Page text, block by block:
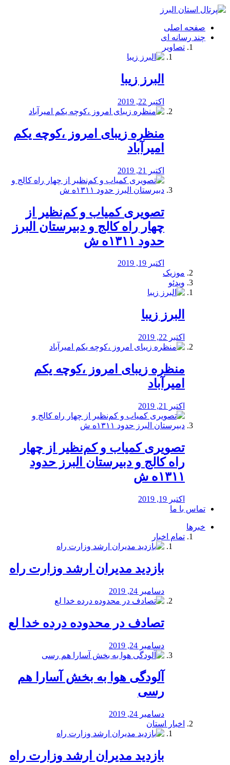
فصد
شرق
تهران
خشکشویی
صفحه اصلی
چند رسانه ای
تصاویر
البرز زیبا
اکتبر 22, 2019
منظره‌‌ زیبای امروز ،کوچه یکم
امیرآباد
اکتبر 21, 2019
️تصویری کمیاب و کم‌نظیر از
چهار راه كالج و دبيرستان البرز
حدود ۱۳۱۱ه ش
اکتبر 19, 2019
موزیک
ویدئو
البرز زیبا
اکتبر 22, 2019
منظره‌‌ زیبای امروز ،کوچه یکم
امیرآباد
اکتبر 21, 2019
️تصویری کمیاب و کم‌نظیر از چهار
راه كالج و دبيرستان البرز حدود
۱۳۱۱ه ش
اکتبر 19, 2019
تماس با ما
خبرها
تمام اخبار
بازدید مدیران ارشد وزارت راه
دسامبر 24, 2019
تصادف در محدوده درده خدا لع
دسامبر 24, 2019
آلودگی هوا به بخش آسارا هم
رسی
دسامبر 24, 2019
اخبار استان
بازدید مدیران ارشد وزارت راه